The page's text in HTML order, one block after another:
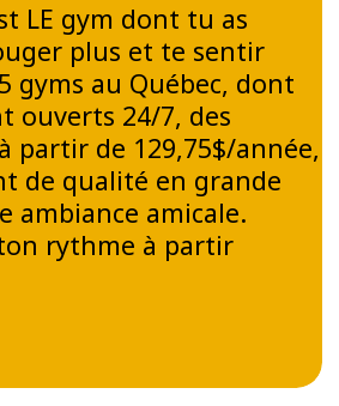
LE gym dont tu as
plus et te sentir
gyms au Québec, dont
ouverts 24/7, des
partir de 129,75$/année,
de qualité en grande
ambiance amicale.
rythme à partir